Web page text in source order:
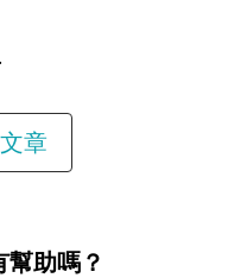
章
助嗎？